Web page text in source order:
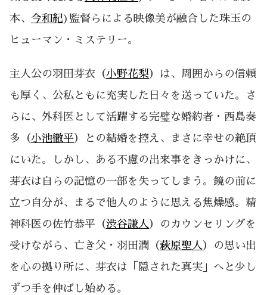
本、 今和紀)監督らによる映像美が融合した珠玉の
ヒューマン・ミステリー。
主人公の羽田芽衣（小野花梨）は、周囲からの信頼
も厚く、公私ともに充実した日々を送っていた。さ
らに、外科医として活躍する完璧な婚約者・西島奏
多（小池徹平）との結婚を控え、まさに幸せの絶頂
にいた。しかし、ある不慮の出来事をきっかけに、
芽衣は自らの記憶の一部を失ってしまう。鏡の前に
立つ自分が、まるで他人のように思える焦燥感。精
神科医の佐竹恭平（渋谷謙人 ）のカウンセリングを
受けながら、亡き父・羽田潤（萩原聖人 ）の思い出
を心の拠り所に、芽衣は「隠された真実」へと少し
ずつ手を伸ばし始める。